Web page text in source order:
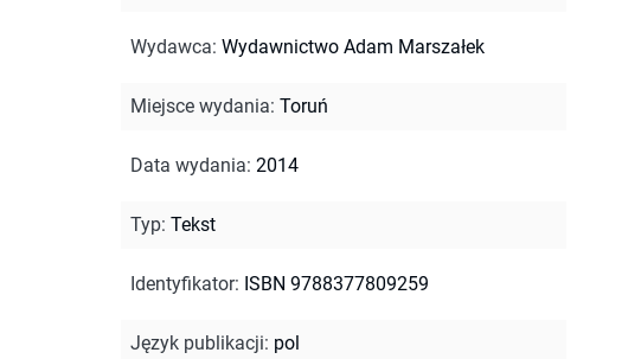
Wydawca: Wydawnictwo Adam Marszałek
Miejsce wydania: Toruń
Data wydania: 2014
Typ: Tekst
Identyfikator: ISBN 9788377809259
Język publikacji: pol